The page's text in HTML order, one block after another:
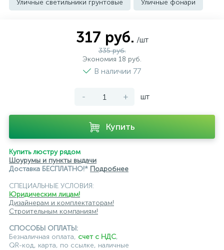
Уличные светильники грунтовые Уличные фонари
317 руб. /шт
335 руб.
Экономия 18 руб.
В наличии 77
- + шт
Купить
Купить люстру рядом
Шоурумы и пункты выдачи
Доставка БЕСПЛАТНО!* Подробнее
СПЕЦИАЛЬНЫЕ УСЛОВИЯ:
Юридическим лицам!
Дизайнерам и комплектаторам!
Строительным компаниям!
СПОСОБЫ ОПЛАТЫ:
Безналичная оплата, счет с НДС,
QR-код, карта, по ссылке, наличные